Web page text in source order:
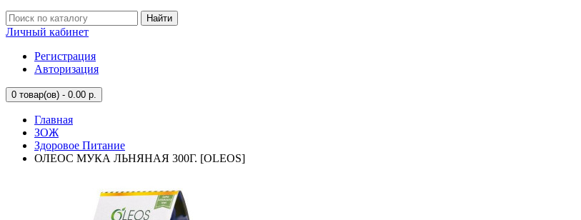
Найти
Личный кабинет
Регистрация
Авторизация
0 товар(ов) - 0.00 р.
Главная
ЗОЖ
Здоровое Питание
ОЛЕОС МУКА ЛЬНЯНАЯ 300Г. [OLEOS]